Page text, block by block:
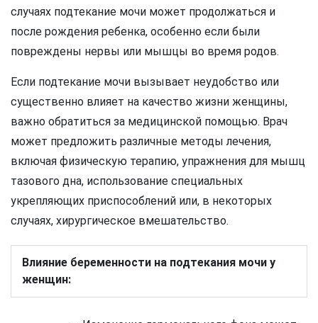
случаях подтекание мочи может продолжаться и
после рождения ребенка, особенно если были
повреждены нервы или мышцы во время родов.
Если подтекание мочи вызывает неудобство или
существенно влияет на качество жизни женщины,
важно обратиться за медицинской помощью. Врач
может предложить различные методы лечения,
включая физическую терапию, упражнения для мышц
тазового дна, использование специальных
укрепляющих приспособлений или, в некоторых
случаях, хирургическое вмешательство.
Влияние беременности на подтекания мочи у
женщин: